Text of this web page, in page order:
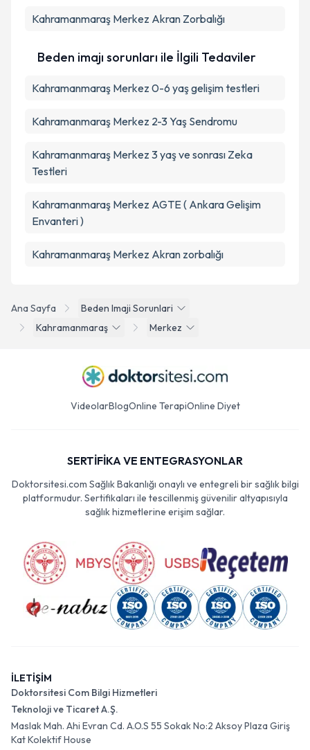
Ana Sayfa
Beden Imaji Sorunlari
Kahramanmaraş
Merkez
Kahramanmaraş Merkez Akran Zorbalığı
Beden imajı sorunları ile İlgili Tedaviler
Kahramanmaraş Merkez 0-6 yaş gelişim testleri
Kahramanmaraş Merkez 2-3 Yaş Sendromu
Kahramanmaraş Merkez 3 yaş ve sonrası Zeka
Testleri
Kahramanmaraş Merkez AGTE ( Ankara Gelişim
Envanteri )
Kahramanmaraş Merkez Akran zorbalığı
VideolarBlogOnline TerapiOnline Diyet
SERTİFİKA VE ENTEGRASYONLAR
Doktorsitesi.com Sağlık Bakanlığı onaylı ve entegreli bir sağlık bilgi
platformudur. Sertifikaları ile tescillenmiş güvenilir altyapısıyla
sağlık hizmetlerine erişim sağlar.
İLETİŞİM
Doktorsitesi Com Bilgi Hizmetleri
Teknoloji ve Ticaret A.Ş.
Maslak Mah. Ahi Evran Cd. A.O.S 55 Sokak No:2 Aksoy Plaza Giriş
Kat Kolektif House